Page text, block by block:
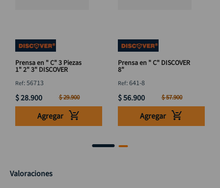
Prensa en " C" 3 Piezas
1" 2" 3" DISCOVER
:56713
$28.900 $29.900
Agregar
Prensa en " C" DISCOVER
8"
:641-8
$56.900 $57.900
Agregar
Valoraciones